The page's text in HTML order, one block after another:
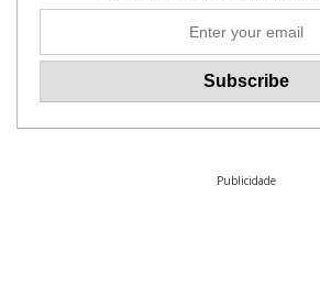
Publicidade